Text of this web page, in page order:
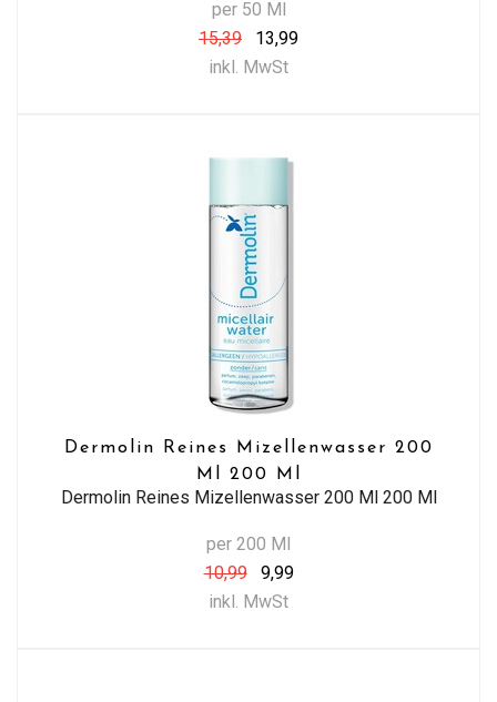
per 50 Ml
15,39
13,99
inkl. MwSt
Dermolin Reines Mizellenwasser 200
Ml 200 Ml
Dermolin Reines Mizellenwasser 200 Ml 200 Ml
per 200 Ml
10,99
9,99
inkl. MwSt